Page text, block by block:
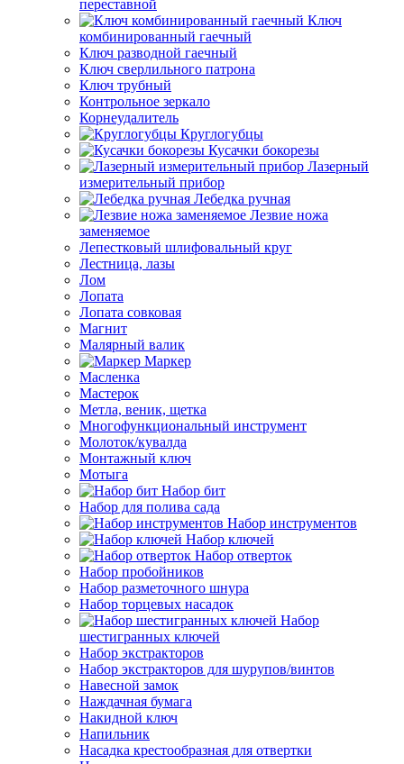
переставной
Ключ
комбинированный гаечный
Ключ разводной гаечный
Ключ сверлильного патрона
Ключ трубный
Контрольное зеркало
Корнеудалитель
Круглогубцы
Кусачки бокорезы
Лазерный
измерительный прибор
Лебедка ручная
Лезвие ножа
заменяемое
Лепестковый шлифовальный круг
Лестница, лазы
Лом
Лопата
Лопата совковая
Магнит
Малярный валик
Маркер
Масленка
Мастерок
Метла, веник, щетка
Многофункциональный инструмент
Молоток/кувалда
Монтажный ключ
Мотыга
Набор бит
Набор для полива сада
Набор инструментов
Набор ключей
Набор отверток
Набор пробойников
Набор разметочного шнура
Набор торцевых насадок
Набор
шестигранных ключей
Набор экстракторов
Набор экстракторов для шурупов/винтов
Навесной замок
Наждачная бумага
Накидной ключ
Напильник
Насадка крестообразная для отвертки